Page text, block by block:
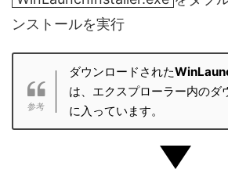
ンストールを実行
ダウンロードされた
は、エクスプローラー内のダ
に入っています。